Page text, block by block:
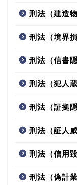
刑法（建造
刑法（境界損
刑法（信書隠
刑法（犯人
刑法（証拠隠
刑法（証人威
刑法（信用毀
刑法（偽計